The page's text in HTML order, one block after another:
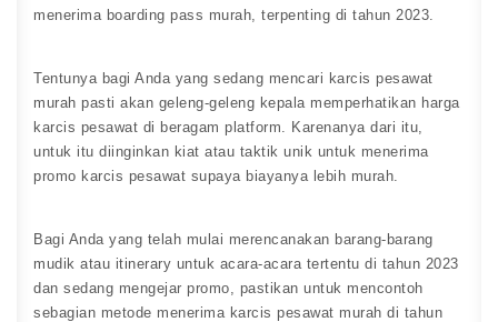
menerima boarding pass murah, terpenting di tahun 2023.
Tentunya bagi Anda yang sedang mencari karcis pesawat
murah pasti akan geleng-geleng kepala memperhatikan harga
karcis pesawat di beragam platform. Karenanya dari itu,
untuk itu diinginkan kiat atau taktik unik untuk menerima
promo karcis pesawat supaya biayanya lebih murah.
Bagi Anda yang telah mulai merencanakan barang-barang
mudik atau itinerary untuk acara-acara tertentu di tahun 2023
dan sedang mengejar promo, pastikan untuk mencontoh
sebagian metode menerima karcis pesawat murah di tahun